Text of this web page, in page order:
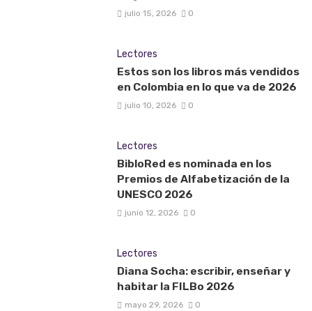
julio 15, 2026 0
Lectores
Estos son los libros más vendidos
en Colombia en lo que va de 2026
julio 10, 2026 0
Lectores
BibloRed es nominada en los
Premios de Alfabetización de la
UNESCO 2026
junio 12, 2026 0
Lectores
Diana Socha: escribir, enseñar y
habitar la FILBo 2026
mayo 29, 2026 0